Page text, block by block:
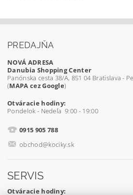
PREDAJŇA
NOVÁ ADRESA
Danubia Shopping Center
Panónska cesta 38/A, 851 04 Bratislava -
(MAPA cez Google)
Otváracie hodiny:
Pondelok - Nedeľa 9:00 - 19:00
0915 905 788
obchod@kociky.sk
SERVIS
Otváracie hodiny: